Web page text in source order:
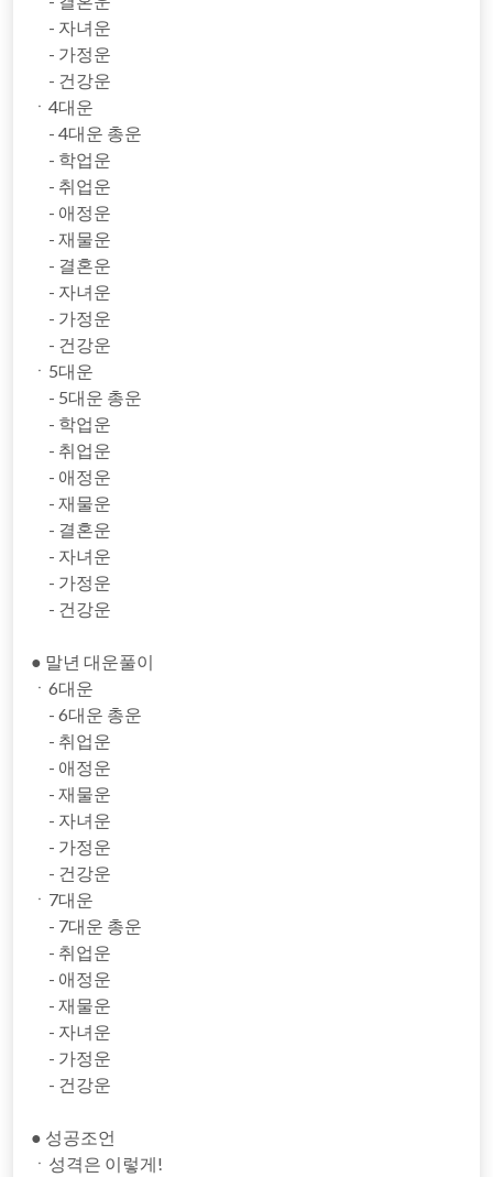
- 자녀운
- 가정운
- 건강운
ㆍ4대운
- 4대운 총운
- 학업운
- 취업운
- 애정운
- 재물운
- 결혼운
- 자녀운
- 가정운
- 건강운
ㆍ5대운
- 5대운 총운
- 학업운
- 취업운
- 애정운
- 재물운
- 결혼운
- 자녀운
- 가정운
- 건강운
● 말년 대운풀이
ㆍ6대운
- 6대운 총운
- 취업운
- 애정운
- 재물운
- 자녀운
- 가정운
- 건강운
ㆍ7대운
- 7대운 총운
- 취업운
- 애정운
- 재물운
- 자녀운
- 가정운
- 건강운
● 성공조언
ㆍ성격은 이렇게!